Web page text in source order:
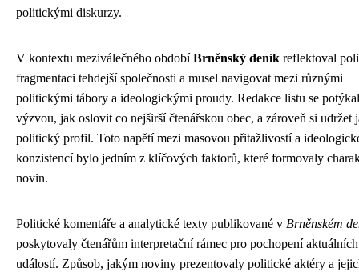
politickými diskurzy.
V kontextu meziválečného obdobíBrněnský deník reflektoval
fragmentaci tehdejší společnosti a musel navigovat mezi různými
politickými tábory a ideologickými proudy. Redakce listu se
výzvou, jak oslovit co nejširší čtenářskou obec, a zároveň si udržet
politický profil. Toto napětí mezi masovou přitažlivostí a
konzistencí bylo jedním z klíčových faktorů, které formovaly
novin.
Politické komentáře a analytické texty publikované v Brněnském
poskytovaly čtenářům interpretační rámec pro pochopení aktuálních
událostí. Způsob, jakým noviny prezentovaly politické aktéry a